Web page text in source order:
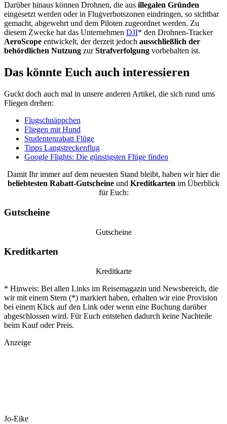
Darüber hinaus können Drohnen, die aus illegalen Gründen
eingesetzt werden oder in Flugverbotszonen eindringen, so sichtbar
gemacht, abgewehrt und dem Piloten zugeordnet werden. Zu
diesem Zwecke hat das Unternehmen DJI* den Drohnen-Tracker
AeroScope entwickelt, der derzeit jedoch ausschließlich der
behördlichen Nutzung zurStrafverfolgung vorbehalten ist.
Das könnte Euch auch interessieren
Guckt doch auch mal in unsere anderen Artikel, die sich rund ums
Fliegen drehen:
Flugschnäppchen
Fliegen mit Hund
Studentenrabatt Flüge
Tipps Langstreckenflug
Google Flights: Die günstigsten Flüge finden
Damit Ihr immer auf dem neuesten Stand bleibt, haben wir hier die
beliebtesten Rabatt-Gutscheine und Kreditkarten im Überblick
für Euch:
Gutscheine
Gutscheine
Kreditkarten
Kreditkarte
* Hinweis: Bei allen Links im Reisemagazin und Newsbereich, die
wir mit einem Stern (*) markiert haben, erhalten wir eine Provision
bei einem Klick auf den Link oder wenn eine Buchung darüber
abgeschlossen wird. Für Euch entstehen dadurch keine Nachteile
beim Kauf oder Preis.
Anzeige
Jo-Eike